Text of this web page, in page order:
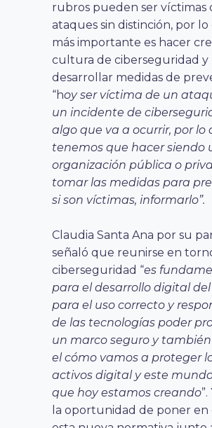
rubros pueden ser víctimas
ataques sin distinción, por
más importante es hacer
cultura de ciberseguridad y
desarrollar medidas de
“hoy ser víctima de un
un incidente de
algo que va a ocurrir, por lo
tenemos que hacer siendo
organización pública o
tomar las medidas para
si son víctimas, informarlo”.
Claudia Santa Ana por su
señaló que reunirse en
ciberseguridad “es
para el desarrollo digital
para el uso correcto y
de las tecnologías poder
un marco seguro y
el cómo vamos a proteger
activos digital y este
que hoy estamos creando
la oportunidad de poner